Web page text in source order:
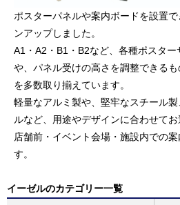
ポスターパネルや案内ボードを設置
ンアップしました。
A1・A2・B1・B2など、各種ポスタ
や、パネル受けの高さを調整できる
を多数取り揃えています。
軽量なアルミ製や、堅牢なスチール
ルなど、用途やデザインに合わせてお
店舗前・イベント会場・施設内での
す。
イーゼルのカテゴリー一覧